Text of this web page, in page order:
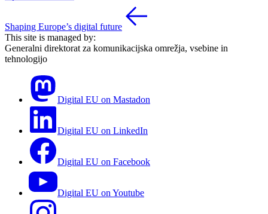
Shaping Europe’s digital future
This site is managed by:
Generalni direktorat za komunikacijska omrežja, vsebine in
tehnologijo
Digital EU on Mastadon
Digital EU on LinkedIn
Digital EU on Facebook
Digital EU on Youtube